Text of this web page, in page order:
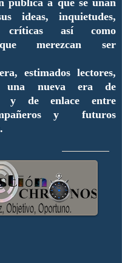
ideas, inquietudes,
críticas así como
merezcan ser
estimados lectores,
una nueva era de
y de enlace entre
y futuros